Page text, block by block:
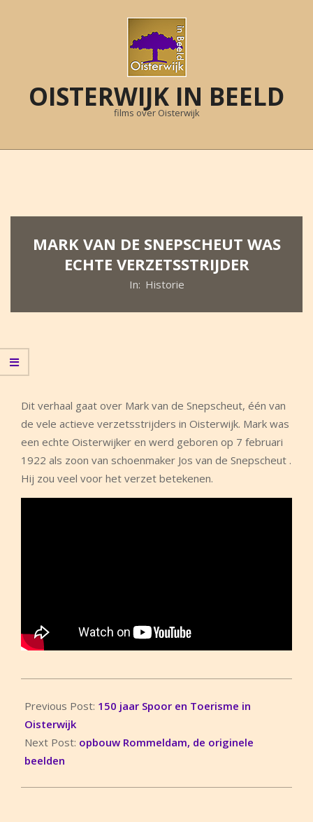
OISTERWIJK IN BEELD
films over Oisterwijk
Primary
MARK VAN DE SNEPSCHEUT WAS
ECHTE VERZETSSTRIJDER
In: Historie
Dit verhaal gaat over Mark van de Snepscheut, één van
de vele actieve verzetsstrijders in Oisterwijk. Mark was
een echte Oisterwijker en werd geboren op 7 februari
1922 als zoon van schoenmaker Jos van de Snepscheut .
Hij zou veel voor het verzet betekenen.
06-
12
Previous Post: 150 jaar Spoor en Toerisme in
Oisterwijk
Next Post: opbouw Rommeldam, de originele
beelden